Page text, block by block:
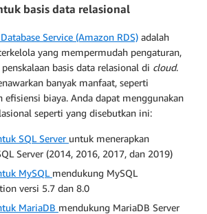
basis data relasional
Service (Amazon RDS) adalah
yang mempermudah pengaturan,
basis data relasional di cloud.
banyak manfaat, seperti
efisiensi biaya. Anda dapat menggunakan
seperti yang disebutkan ini:
SQL Server untuk menerapkan
Server (2014, 2016, 2017, dan 2019)
MySQL mendukung MySQL
versi 5.7 dan 8.0
MariaDB mendukung MariaDB Server